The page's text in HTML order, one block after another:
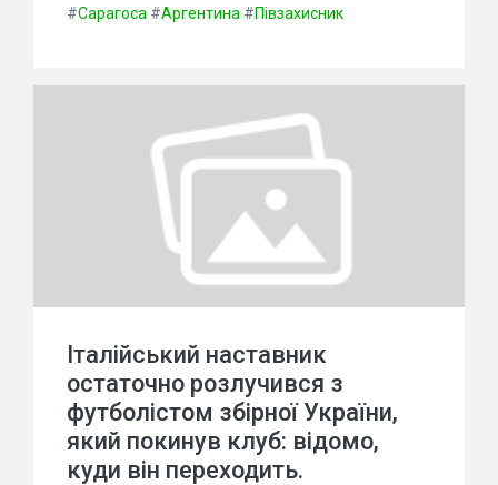
#Сарагоса #Аргентина #Півзахисник
Італійський наставник
остаточно розлучився з
футболістом збірної України,
який покинув клуб: відомо,
куди він переходить.